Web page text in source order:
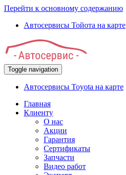
Перейти к основному содержанию
Автосервисы Тойота на карте
Toggle navigation
Автосервисы Toyota на карте
Главная
Клиенту
О нас
Акции
Гарантия
Сертификаты
Запчасти
Видео работ